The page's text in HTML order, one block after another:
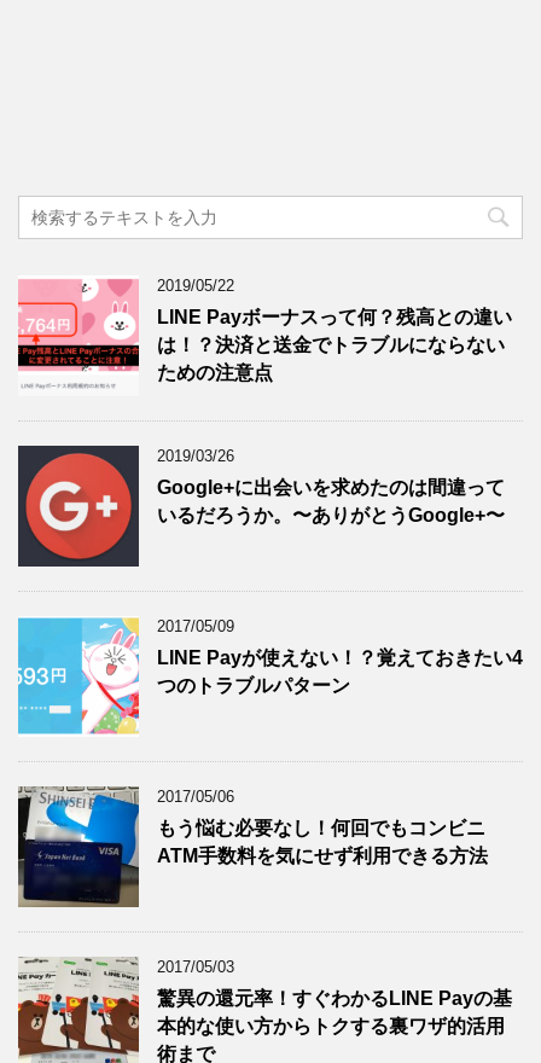
2019/05/22
LINE Payボーナスって何？残高との違い
は！？決済と送金でトラブルにならない
ための注意点
2019/03/26
Google+に出会いを求めたのは間違って
いるだろうか。〜ありがとうGoogle+〜
2017/05/09
LINE Payが使えない！？覚えておきたい4
つのトラブルパターン
2017/05/06
もう悩む必要なし！何回でもコンビニ
ATM手数料を気にせず利用できる方法
2017/05/03
驚異の還元率！すぐわかるLINE Payの基
本的な使い方からトクする裏ワザ的活用
術まで